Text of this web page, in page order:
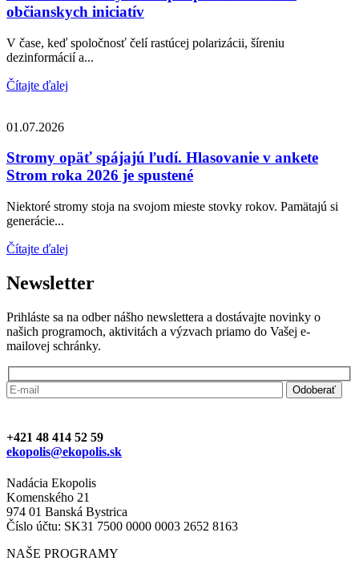
občianskych iniciatív
V čase, keď spoločnosť čelí rastúcej polarizácii, šíreniu
dezinformácií a...
Čítajte ďalej
01.07.2026
Stromy opäť spájajú ľudí. Hlasovanie v ankete
Strom roka 2026 je spustené
Niektoré stromy stoja na svojom mieste stovky rokov. Pamätajú si
generácie...
Čítajte ďalej
Newsletter
Prihláste sa na odber nášho newslettera a dostávajte novinky o
našich programoch, aktivitách a výzvach priamo do Vašej e-
mailovej schránky.
+421 48 414 52 59
ekopolis@ekopolis.sk
Nadácia Ekopolis
Komenského 21
974 01 Banská Bystrica
Číslo účtu: SK31 7500 0000 0003 2652 8163
NAŠE PROGRAMY